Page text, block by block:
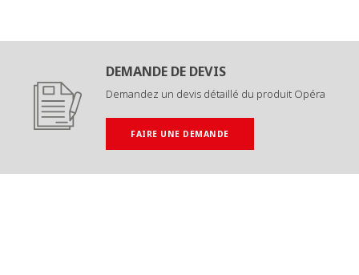
DEMANDE DE DEVIS
Demandez un devis détaillé du produit Opéra
FAIRE UNE DEMANDE